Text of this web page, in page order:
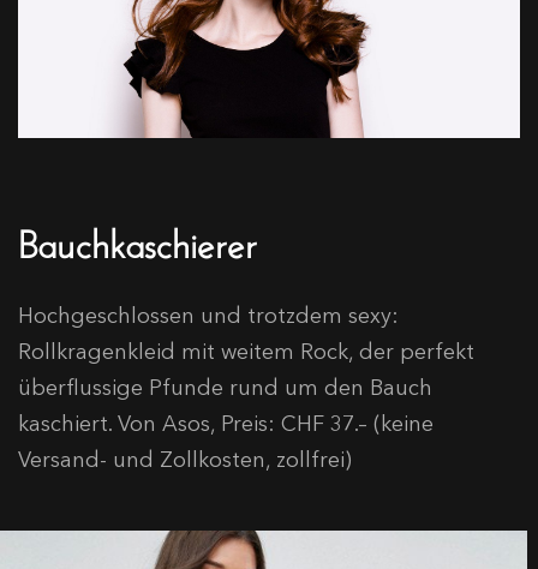
Bauchkaschierer
Hochgeschlossen und trotzdem sexy:
Rollkragenkleid mit weitem Rock, der perfekt
überflussige Pfunde rund um den Bauch
kaschiert. Von Asos, Preis: CHF 37.– (keine
Versand- und Zollkosten, zollfrei)